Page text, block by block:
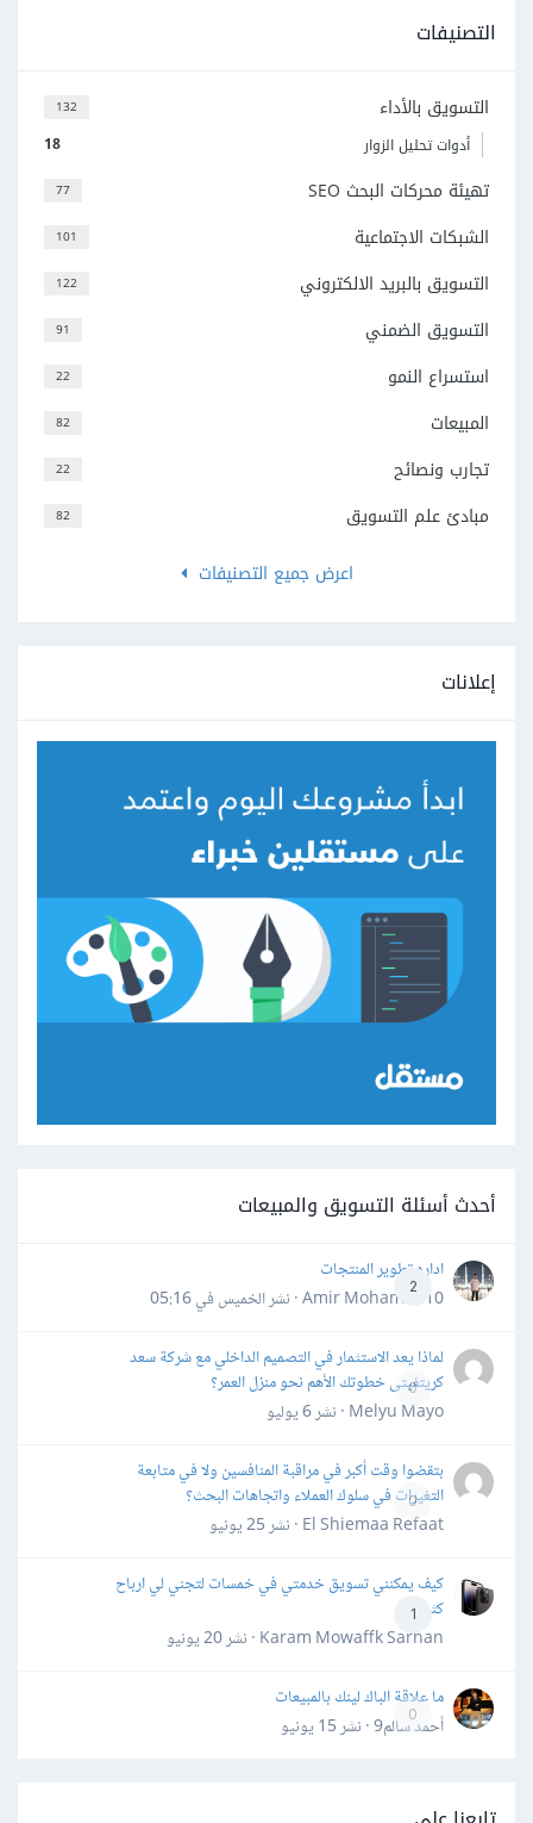
التصنيفات
132 التسويق بالأداء
18 أدوات تحليل الزوار
77 تهيئة محركات البحث SEO
101 الشبكات الاجتماعية
122 التسويق بالبريد الالكتروني
91 التسويق الضمني
22 استسراع النمو
82 المبيعات
22 تجارب ونصائح
82
مبادئ علم التسويق
اعرض جميع التصنيفات
إعلانات
أحدث أسئلة التسويق والمبيعات
2
اداره تطوير المنتجات
Amir Mohamed10 · نشر
الخميس في 05:16
0
لماذا يعد الاستثمار في التصميم الداخلي مع شركة سعد
كريتفيتى خطوتك الأهم نحو منزل العمر؟
Melyu Mayo · نشر
6 يوليو
0
بتقضوا وقت أكبر في مراقبة المنافسين ولا في متابعة
التغيرات في سلوك العملاء واتجاهات البحث؟
El Shiemaa Refaat · نشر
25 يونيو
1
كيف يمكنني تسويق خدمتي في خمسات لتجني لي ارباح
كثيرة
Karam Mowaffk Sarhan · نشر
20 يونيو
0
ما علاقة الباك لينك بالمبيعات
أحمد سالم9 · نشر
15 يونيو